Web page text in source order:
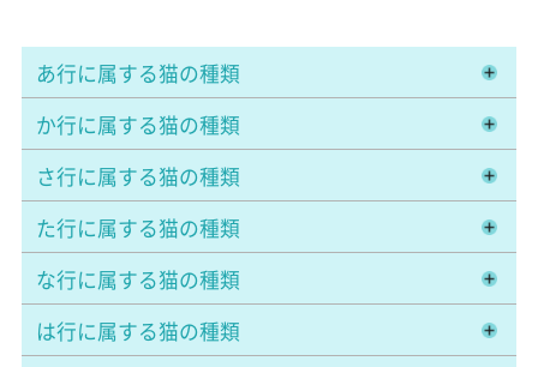
あ行に属する猫の種類
か行に属する猫の種類
さ行に属する猫の種類
た行に属する猫の種類
な行に属する猫の種類
は行に属する猫の種類